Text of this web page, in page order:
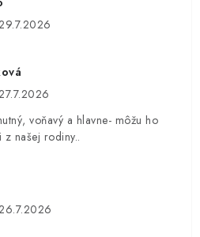
voňavý a hlavne- môžu ho
našej rodiny..